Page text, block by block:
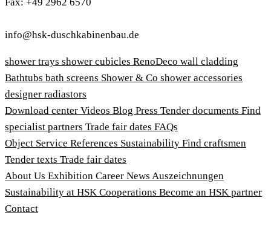
info@hsk-duschkabinenbau.de
shower trays shower cubicles RenoDeco wall cladding
Bathtubs bath screens Shower & Co shower accessories
designer radiastors
Download center Videos Blog Press Tender documents Find
specialist partners Trade fair dates FAQs
Object Service References Sustainability Find craftsmen
Tender texts Trade fair dates
About Us Exhibition Career News Auszeichnungen
Sustainability at HSK Cooperations Become an HSK partner
Contact